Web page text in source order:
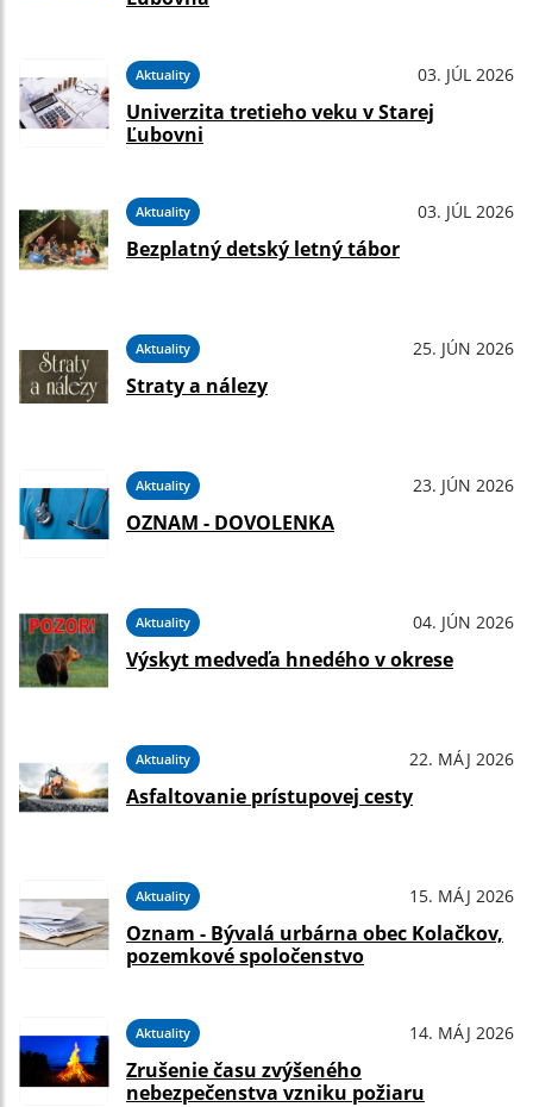
Aktuality 03. JÚL 2026
Univerzita tretieho veku v Starej
Ľubovni
Aktuality 03. JÚL 2026
Bezplatný detský letný tábor
Aktuality 25. JÚN 2026
Straty a nálezy
Aktuality 23. JÚN 2026
OZNAM - DOVOLENKA
Aktuality 04. JÚN 2026
Výskyt medveďa hnedého v okrese
Aktuality 22. MÁJ 2026
Asfaltovanie prístupovej cesty
Aktuality 15. MÁJ 2026
Oznam - Bývalá urbárna obec Kolačkov,
pozemkové spoločenstvo
Aktuality 14. MÁJ 2026
Zrušenie času zvýšeného
nebezpečenstva vzniku požiaru